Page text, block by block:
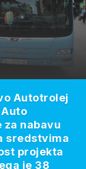
Autotrolej
nabavu
sredstvima
projekta
je 38